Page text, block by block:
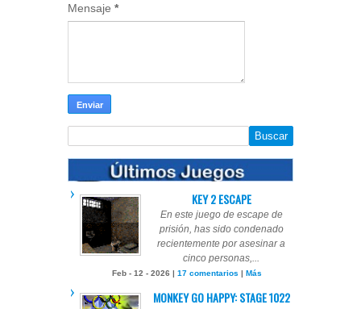
Mensaje *
KEY 2 ESCAPE
En este juego de escape de
prisión, has sido condenado
recientemente por asesinar a
cinco personas,...
Feb - 12 - 2026 | 17 comentarios | Más
MONKEY GO HAPPY: STAGE 1022